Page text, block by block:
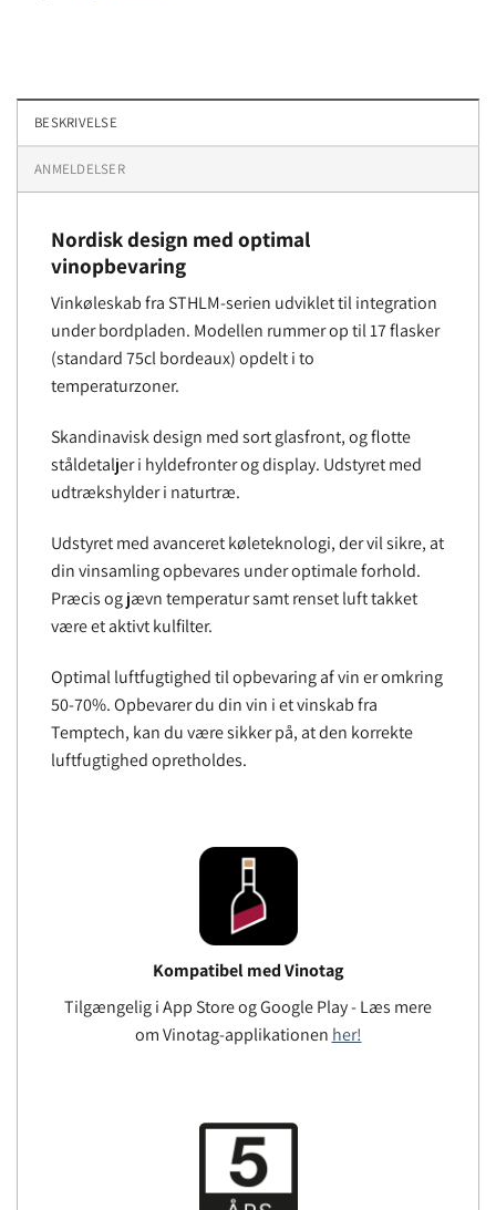
BESKRIVELSE
ANMELDELSER
Nordisk design med optimal
vinopbevaring
Vinkøleskab fra STHLM-serien udviklet til integration
under bordpladen. Modellen rummer op til 17 flasker
(standard 75cl bordeaux) opdelt i to
temperaturzoner.
Skandinavisk design med sort glasfront, og flotte
ståldetaljer i hyldefronter og display. Udstyret med
udtrækshylder i naturtræ.
Udstyret med avanceret køleteknologi, der vil sikre, at
din vinsamling opbevares under optimale forhold.
Præcis og jævn temperatur samt renset luft takket
være et aktivt kulfilter.
Optimal luftfugtighed til opbevaring af vin er omkring
50-70%. Opbevarer du din vin i et vinskab fra
Temptech, kan du være sikker på, at den korrekte
luftfugtighed opretholdes.
Kompatibel med Vinotag
Tilgængelig i App Store og Google Play - Læs mere
om Vinotag-applikationen her!